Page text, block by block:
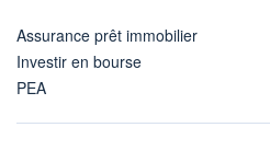
Assurance prêt immobilier
Investir en bourse
PEA